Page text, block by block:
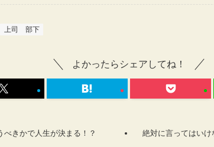
上司 部下
よかったらシェアしてね！
きかで人生が決まる！？ 絶対に言ってはいけ